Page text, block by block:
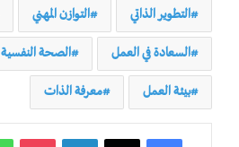
التطوير الذاتي التوازن المهني
السعادة في العمل الصحة النفسية
بيئة العمل معرفة الذات